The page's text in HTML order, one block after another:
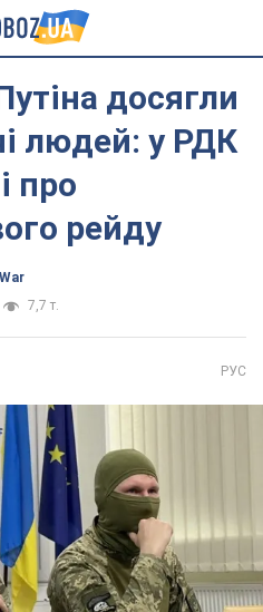
досягли
людей: у РДК
про
рейду
War
7,7 т.
РУС